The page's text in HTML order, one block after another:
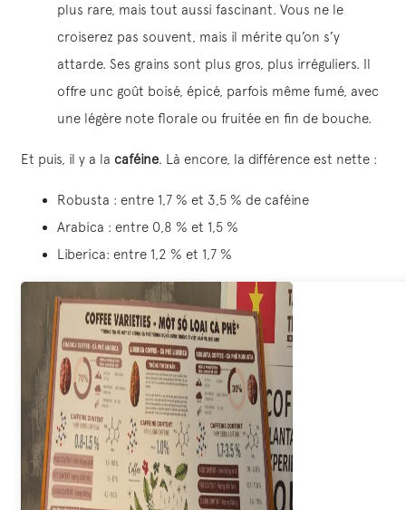
plus rare, mais tout aussi fascinant. Vous ne le
croiserez pas souvent, mais il mérite qu’on s’y
attarde. Ses grains sont plus gros, plus irréguliers. Il
offre unc goût boisé, épicé, parfois même fumé, avec
une légère note florale ou fruitée en fin de bouche.
Et puis, il y a la caféine. Là encore, la différence est nette :
Robusta : entre 1,7 % et 3,5 % de caféine
Arabica : entre 0,8 % et 1,5 %
Liberica: entre 1,2 % et 1,7 %